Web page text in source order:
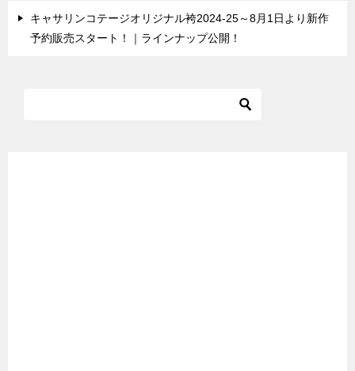
キャサリンコテージオリジナル袴2024-25～8月1日より新作
予約販売スタート！｜ラインナップ公開！